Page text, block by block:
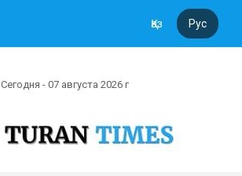
Қаз Рус
Сегодня - 07 августа 2026 г